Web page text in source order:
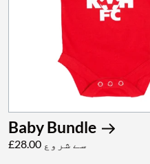
Baby Bundle
£28.00 سے شروع